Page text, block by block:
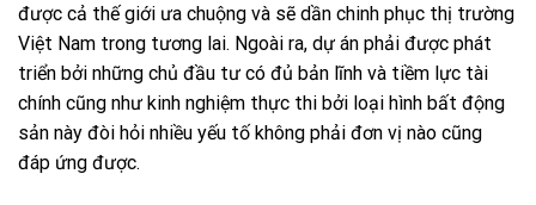
được cả thế giới ưa chuộng và sẽ dần chinh phục thị trường
Việt Nam trong tương lai. Ngoài ra, dự án phải được phát
triển bởi những chủ đầu tư có đủ bản lĩnh và tiềm lực tài
chính cũng như kinh nghiệm thực thi bởi loại hình bất động
sản này đòi hỏi nhiều yếu tố không phải đơn vị nào cũng
đáp ứng được.